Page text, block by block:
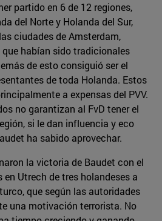
partido en 6 de 12 regiones,
del Norte y Holanda del Sur,
ciudades de Amsterdam,
habían sido tradicionales
de esto consiguió ser el
de toda Holanda. Estos
a expensas del PVV.
no garantizan al FvD tener el
si le dan influencia y eco
ha sabido aprovechar.
la victoria de Baudet con el
Utrech de tres holandeses a
que según las autoridades
una motivación terrorista. No